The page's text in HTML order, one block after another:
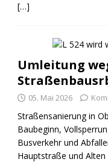
[…]
Umleitung
05. Mai 2026
Straßensanierung in
Baubeginn,
Busverkehr und
Hauptstraße und